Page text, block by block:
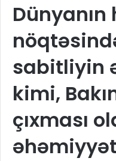
Dünyanın
sabitliyin
kimi,
çıxması